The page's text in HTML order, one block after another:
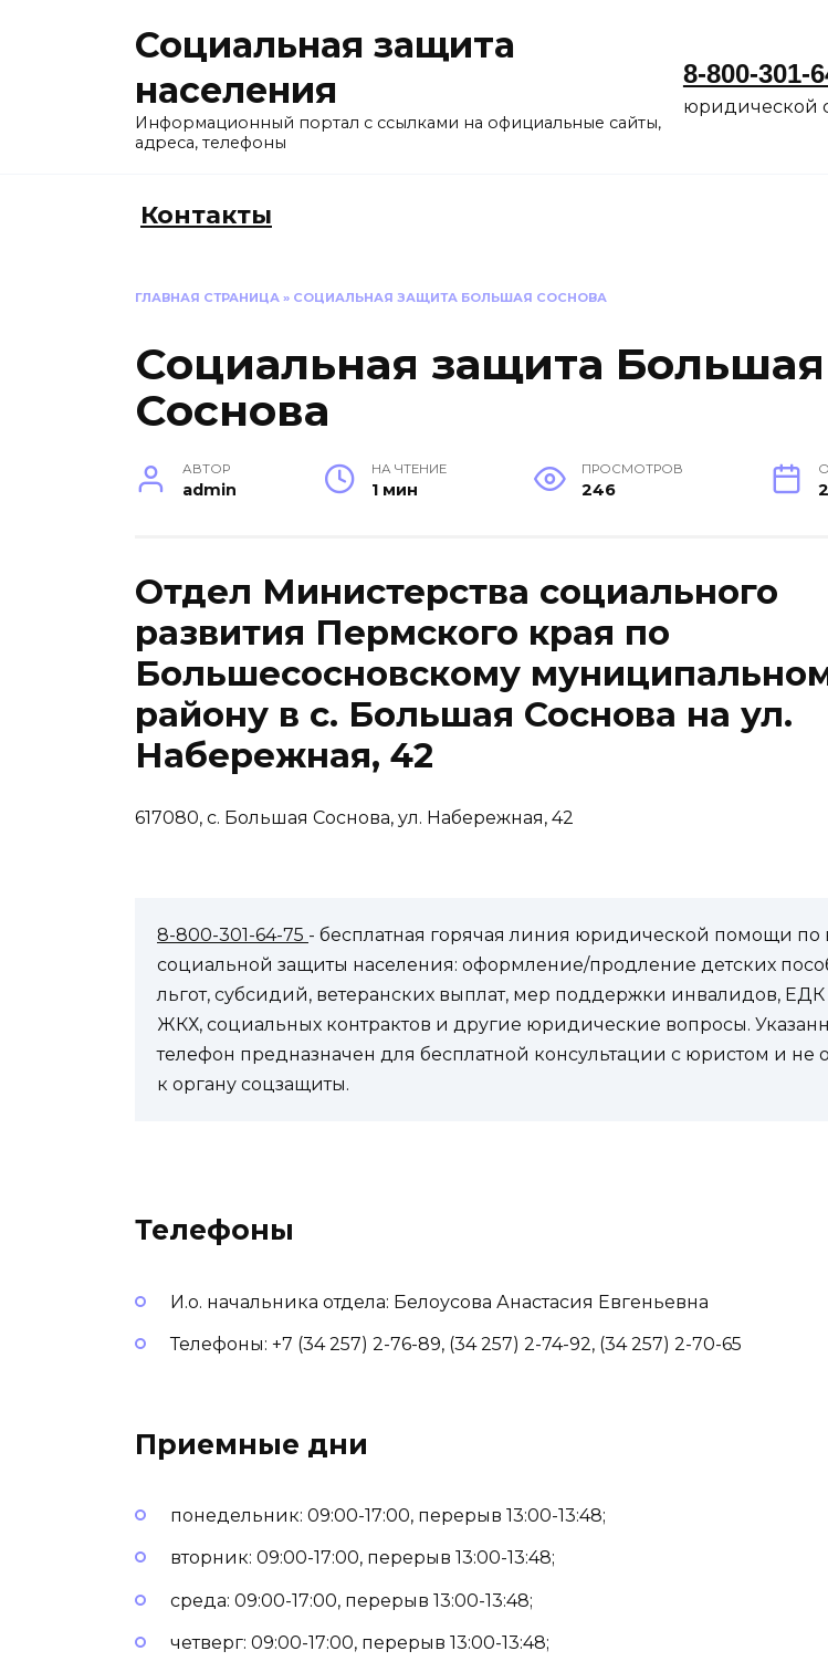
Социальная защита
населения
Информационный портал с ссылками на официальные сайты,
адреса, телефоны
8-800-301-
юридической
Контакты
ГЛАВНАЯ СТРАНИЦА » СОЦИАЛЬНАЯ ЗАЩИТА БОЛЬШАЯ СОСНОВА
Социальная защита Большая
Соснова
АВТОР
admin
НА ЧТЕНИЕ
1 мин
ПРОСМОТРОВ
246
Отдел Министерства социального
развития Пермского края по
Большесосновскому
району в с. Большая Соснова на ул.
Набережная, 42
617080, с. Большая Соснова, ул. Набережная, 42
8-800-301-64-75 - бесплатная горячая линия юридической помощи по
социальной защиты населения: оформление/продление детских
льгот, субсидий, ветеранских выплат, мер поддержки инвалидов, ЕДК
ЖКХ, социальных контрактов и другие юридические вопросы.
телефон предназначен для бесплатной консультации с юристом и не
к органу соцзащиты.
Телефоны
И.о. начальника отдела: Белоусова Анастасия Евгеньевна
Телефоны: +7 (34 257) 2-76-89, (34 257) 2-74-92, (34 257) 2-70-65
Приемные дни
понедельник: 09:00-17:00, перерыв 13:00-13:48;
вторник: 09:00-17:00, перерыв 13:00-13:48;
среда: 09:00-17:00, перерыв 13:00-13:48;
четверг: 09:00-17:00, перерыв 13:00-13:48;